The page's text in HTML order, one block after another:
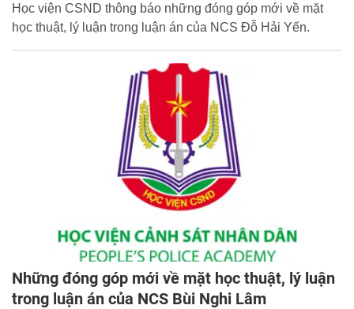
Học viện CSND thông báo những đóng góp mới về mặt
học thuật, lý luận trong luận án của NCS Đỗ Hải Yến.
Những đóng góp mới về mặt học thuật, lý luận
trong luận án của NCS Bùi Nghi Lâm